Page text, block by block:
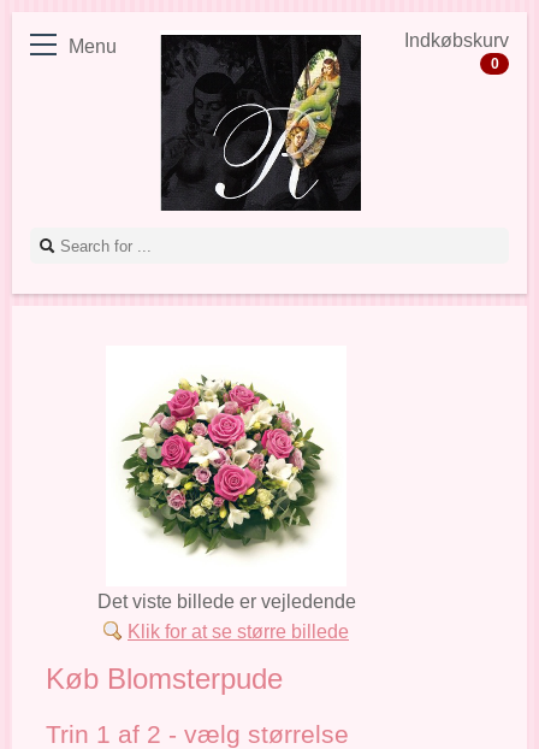
Menu Indkøbskurv
0
Det viste billede er vejledende
Klik for at se større billede
Køb Blomsterpude
Trin 1 af 2 - vælg størrelse